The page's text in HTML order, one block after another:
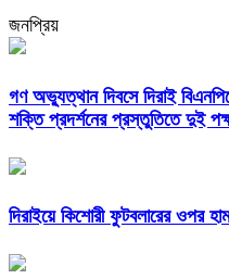
জনপ্রিয়
গণ অভ্যুত্থান দিবসে দিরাই
শক্তি প্রদর্শনের প্রস্তুতিতে দুই
দিরাইয়ে কিশোরী ফুটবলারের ওপর